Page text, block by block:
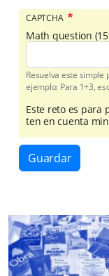
CAPTCHA
Math question (15
Resuelva este
ejemplo: Para 1+3,
Este reto es para
ten en cuenta
Guardar